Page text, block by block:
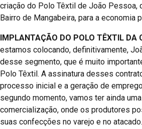
criação do Polo Têxtil de João Pessoa,
Bairro de Mangabeira, para a economia
IMPLANTAÇÃO DO POLO TÊXTIL DA
estamos colocando, definitivamente,
desse segmento, que é muito
Polo Têxtil. A assinatura desses
processo inicial e a geração de
segundo momento, vamos ter ainda
comercialização, onde os produtores
suas confecções no varejo e no